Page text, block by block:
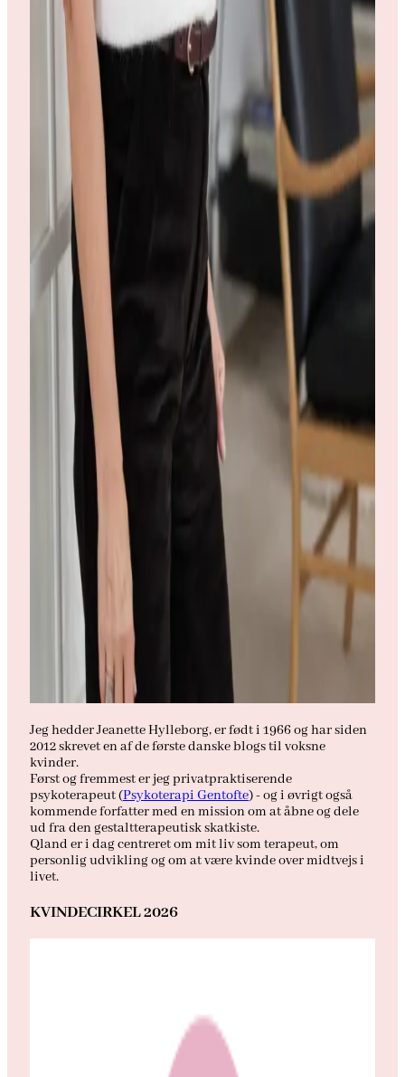
Jeg hedder Jeanette Hylleborg, er født i 1966 og har siden
2012 skrevet en af de første danske blogs til voksne
kvinder.
Først og fremmest er jeg privatpraktiserende
psykoterapeut (Psykoterapi Gentofte) - og i øvrigt også
kommende forfatter med en mission om at åbne og dele
ud fra den gestaltterapeutisk skatkiste.
Qland er i dag centreret om mit liv som terapeut, om
personlig udvikling og om at være kvinde over midtvejs i
livet.
KVINDECIRKEL 2026